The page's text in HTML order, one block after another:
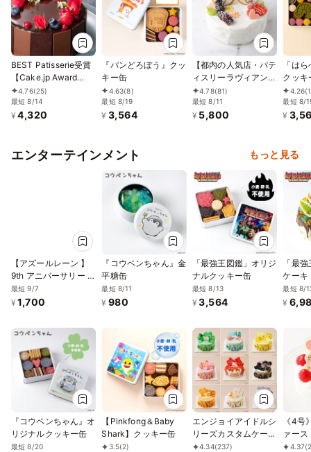
BEST Patisserie受賞
【Cake.jp Award
2026 ー誕生日ケーキ
部門ー】 【神戸洋藝
菓子ボックサン】ショ
4.76(25)
最短 8/14
¥ 4,320
『パンどろぼう』クッ
キー缶
4.63(8)
最短 8/19
¥ 3,564
【都内の人気店・パテ
ィスリーラヴィアンレ
ーヴ】 ジェンダーリ
ビールケーキ 4号
12cm
4.78(81)
最短 8/11
¥ 5,800
「は
クッキ
4.26
最短 8/
¥
エンターテインメント もっと見る
【アズールレーン 】
9th アニバーサリー ア
クリルコースター付き
ケーキ缶（大鳳）
最短 9/7
¥ 1,700
『コウペンちゃん』金
平糖缶
最短 8/11
¥ 980
「最強王図鑑」オリジ
ナルクッキー缶
最短 8/13
¥ 3,564
「最
ケーキ
最短 8/
¥
『コウペンちゃん』オ
リジナルクッキー缶
最短 8/20
【Pinkfong＆Baby
Shark】クッキー缶
3.5(2)
エンジョイアイドルシ
リーズカスタムケーキ
4号4.34(237)
《4号
ァース
ーキ【
4.37